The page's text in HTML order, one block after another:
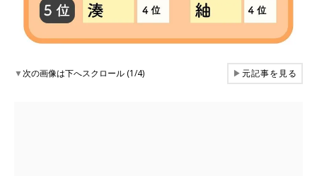
▼次の画像は下へスクロール (1/4) ▶元記事を見る